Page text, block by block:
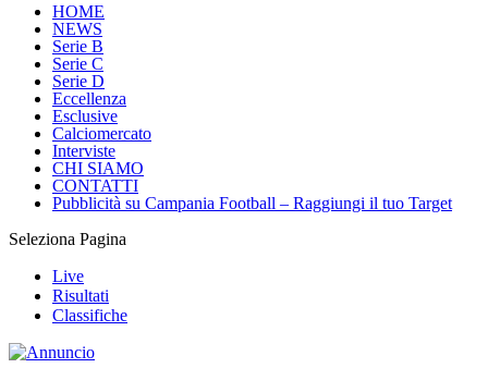
HOME
NEWS
Serie B
Serie C
Serie D
Eccellenza
Esclusive
Calciomercato
Interviste
CHI SIAMO
CONTATTI
Pubblicità su Campania Football – Raggiungi il tuo Target
Seleziona Pagina
Live
Risultati
Classifiche